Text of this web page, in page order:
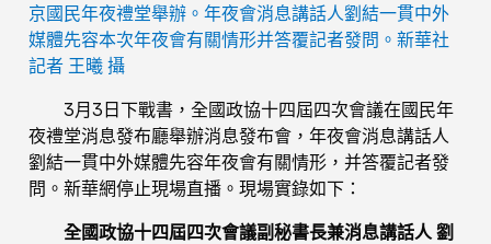
京國民年夜禮堂舉辦。年夜會消息講話人劉結一貫中外
媒體先容本次年夜會有關情形并答覆記者發問。新華社
記者 王曦 攝
3月3日下戰書，全國政協十四屆四次會議在國民年
夜禮堂消息發布廳舉辦消息發布會，年夜會消息講話人
劉結一貫中外媒體先容年夜會有關情形，并答覆記者發
問。新華網停止現場直播。現場實錄如下：
全國政協十四屆四次會議副秘書長兼消息講話人 劉